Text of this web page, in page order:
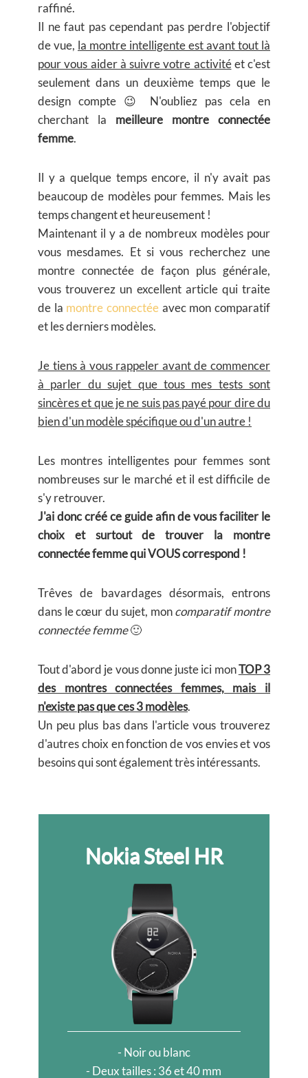
raffiné.
Il ne faut pas cependant pas perdre l'objectif
de vue, la montre intelligente est avant tout là
pour vous aider à suivre votre activitéet c'est
seulement dans un deuxième temps que le
design compte 😉 N'oubliez pas cela en
cherchant la meilleure montre connectée
femme.
Il y a quelque temps encore, il n'y avait pas
beaucoup de modèles pour femmes. Mais les
temps changent et heureusement !
Maintenant il y a de nombreux modèles pour
vous mesdames. Et si vous recherchez une
montre connectée de façon plus générale,
vous trouverez un excellent article qui traite
de la montre connectée avec mon comparatif
et les derniers modèles.
Je tiens à vous rappeler avant de commencer
à parler du sujet que tous mes tests sont
sincères et que je ne suis pas payé pour dire du
bien d'un modèle spécifique ou d'un autre !
Les montres intelligentes pour femmes sont
nombreuses sur le marché et il est difficile de
s'y retrouver.
J'ai donc créé ce guide afin de vous faciliter le
choix et surtout de trouver la montre
connectée femme qui VOUS correspond !
Trêves de bavardages désormais, entrons
dans le cœur du sujet, moncomparatif montre
connectée femme🙂
Tout d'abord je vous donne juste ici monTOP 3
des montres connectées femmes, mais il
n'existe pas que ces 3 modèles.
Un peu plus bas dans l'article vous trouverez
d'autres choix en fonction de vos envies et vos
besoins qui sont également très intéressants.
Nokia Steel HR
- Noir ou blanc
- Deux tailles : 36 et 40 mm